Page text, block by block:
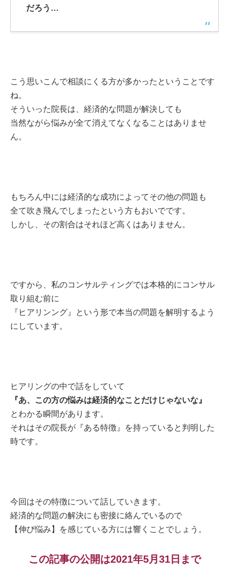
だろう…
こう思いこんで相談にくる方が多かったということです
ね。
そういった院長は、経済的な問題が解決しても
当然ながら悩みが全て消えてなくなることはありませ
ん。
もちろん中には経済的な成功によってその他の問題も
全て吹き飛んでしまったという方もおいでです。
しかし、その割合はそれほど高くはありません。
ですから、私のコンサルティングでは本格的にコンサル
取り組む前に
『ヒアリンング』という形で本当の問題を解明するよう
にしています。
ヒアリングの中で話をしていて
『あ、この方の悩みは経済的なことだけじゃないな』
とわかる瞬間があります。
それはその院長が『ある特徴』を持っていると判明した
時です。
今回はその特徴について話していきます。
経済的な問題の解決にも密接に絡んでいるので
【伸び悩み】を感じている方には響くことでしょう。
この記事の公開は2021年5月31日まで